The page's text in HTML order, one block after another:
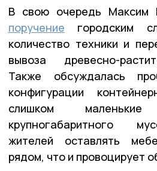
В свою очередь Максим
поручение городским
количество техники и
вывоза древесно-
Также обсуждалась
конфигурации
слишком
крупногабаритного
жителей оставлять
рядом, что и провоцирует